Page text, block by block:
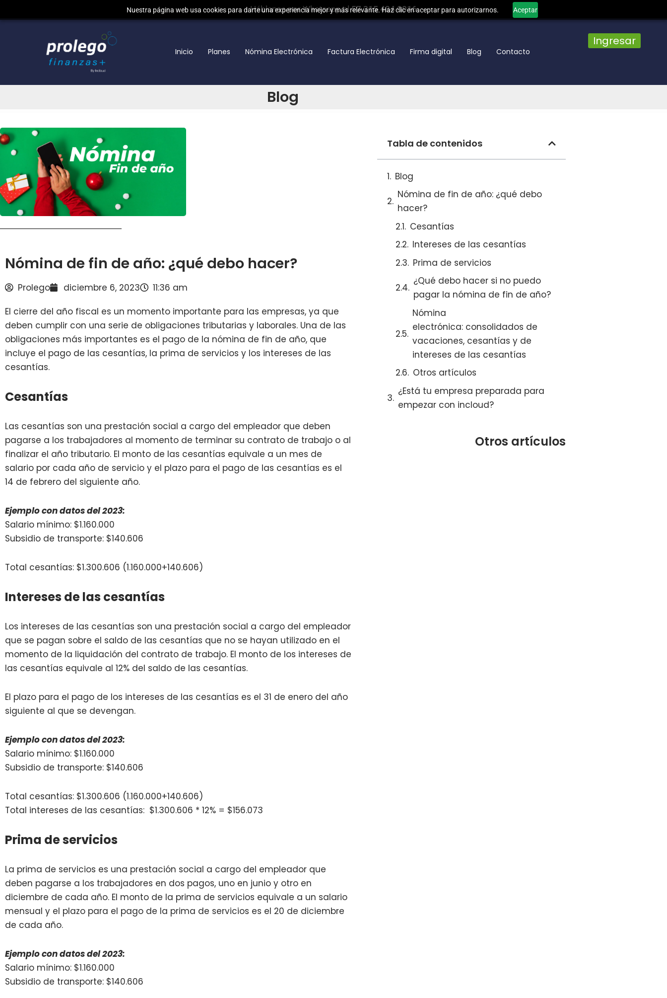
Nuestra página web usa cookies para darte una experiencia mejor y más relevante. Haz clic en aceptar para autorizarnos. Aceptar
contenido
Háblanos por Whatsapp al57 315 434 0016
Inicio Planes Nómina Electrónica Factura Electrónica Firma digital Blog Contacto
Ingresar
Blog
Nómina de fin de año: ¿qué debo hacer?
Prolego diciembre 6, 2023
11:36 am
El cierre del año fiscal es un momento importante para las empresas, ya que
deben cumplir con una serie de obligaciones tributarias y laborales. Una de las
obligaciones más importantes es el pago de la nómina de fin de año, que
incluye el pago de las cesantías, la prima de servicios y los intereses de las
cesantías.
Cesantías
Las cesantías son una prestación social a cargo del empleador que deben
pagarse a los trabajadores al momento de terminar su contrato de trabajo o al
finalizar el año tributario. El monto de las cesantías equivale a un mes de
salario por cada año de servicio y el plazo para el pago de las cesantías es el
14 de febrero del siguiente año.
Ejemplo con datos del 2023:
Salario mínimo: $1.160.000
Subsidio de transporte: $140.606
Total cesantías: $1.300.606 (1.160.000+140.606)
Intereses de las cesantías
Los intereses de las cesantías son una prestación social a cargo del empleador
que se pagan sobre el saldo de las cesantías que no se hayan utilizado en el
momento de la liquidación del contrato de trabajo. El monto de los intereses de
las cesantías equivale al 12% del saldo de las cesantías.
El plazo para el pago de los intereses de las cesantías es el 31 de enero del año
siguiente al que se devengan.
Ejemplo con datos del 2023:
Salario mínimo: $1.160.000
Subsidio de transporte: $140.606
Total cesantías: $1.300.606 (1.160.000+140.606)
Total intereses de las cesantías: $1.300.606 * 12% = $156.073
Prima de servicios
La prima de servicios es una prestación social a cargo del empleador que
deben pagarse a los trabajadores en dos pagos, uno en junio y otro en
diciembre de cada año. El monto de la prima de servicios equivale a un salario
mensual y el plazo para el pago de la prima de servicios es el 20 de diciembre
de cada año.
Ejemplo con datos del 2023:
Salario mínimo: $1.160.000
Subsidio de transporte: $140.606
Tabla de contenidos
Blog
Nómina de fin de año: ¿qué debo
hacer?
Cesantías
Intereses de las cesantías
Prima de servicios
¿Qué debo hacer si no puedo
pagar la nómina de fin de año?
Nómina
electrónica: consolidados de
vacaciones, cesantías y de
intereses de las cesantías
Otros artículos
¿Está tu empresa preparada para
empezar con incloud?
Otros artículos